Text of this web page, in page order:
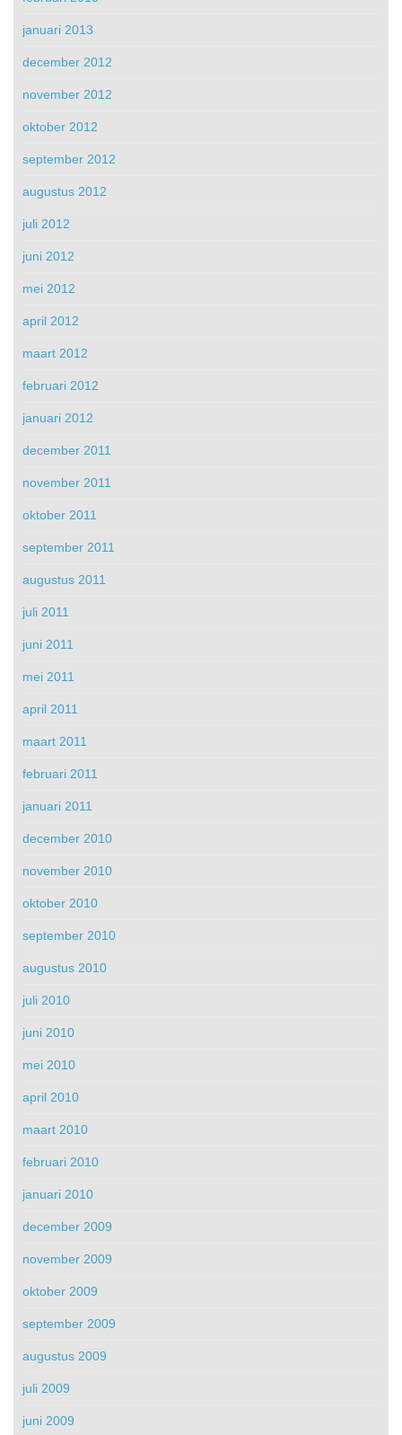
januari 2013
december 2012
november 2012
oktober 2012
september 2012
augustus 2012
juli 2012
juni 2012
mei 2012
april 2012
maart 2012
februari 2012
januari 2012
december 2011
november 2011
oktober 2011
september 2011
augustus 2011
juli 2011
juni 2011
mei 2011
april 2011
maart 2011
februari 2011
januari 2011
december 2010
november 2010
oktober 2010
september 2010
augustus 2010
juli 2010
juni 2010
mei 2010
april 2010
maart 2010
februari 2010
januari 2010
december 2009
november 2009
oktober 2009
september 2009
augustus 2009
juli 2009
juni 2009